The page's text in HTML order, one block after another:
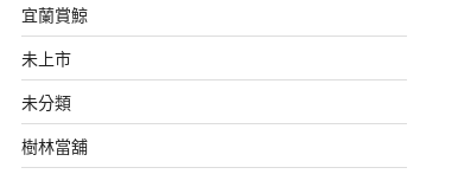
宜蘭賞鯨
未上市
未分類
樹林當舖